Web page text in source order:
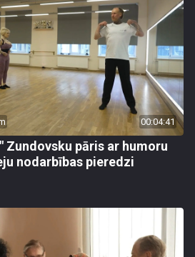
00:04:41
pāris ar humoru
nodarbības pieredzi